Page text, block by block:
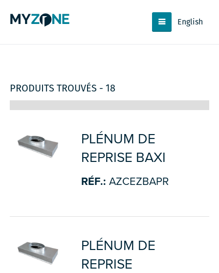
English
PRODUITS TROUVÉS - 18
PLÉNUM DE
REPRISE BAXI
RÉF.: AZCEZBAPR
PLÉNUM DE
REPRISE